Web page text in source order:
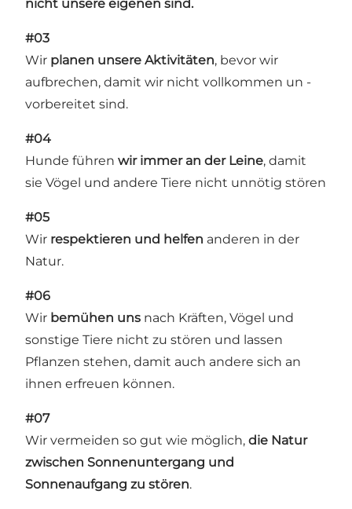
nicht unsere eigenen sind.
#03
Wir planen unsere Aktivitäten, bevor wir
aufbrechen, damit wir nicht vollkommen un -
vorbereitet sind.
#04
Hunde führen wir immer an der Leine, damit
sie Vögel und andere Tiere nicht unnötig stören
#05
Wir respektieren und helfen anderen in der
Natur.
#06
Wir bemühen uns nach Kräften, Vögel und
sonstige Tiere nicht zu stören und lassen
Pflanzen stehen, damit auch andere sich an
ihnen erfreuen können.
#07
Wir vermeiden so gut wie möglich, die Natur
zwischen Sonnenuntergang und
Sonnenaufgang zu stören.